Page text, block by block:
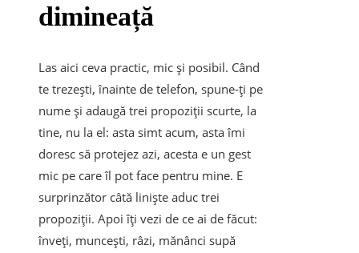
dimineață
Las aici ceva practic, mic și posibil. Când
te trezești, înainte de telefon, spune-ți pe
nume și adaugă trei propoziții scurte, la
tine, nu la el: asta simt acum, asta îmi
doresc să protejez azi, acesta e un gest
mic pe care îl pot face pentru mine. E
surprinzător câtă liniște aduc trei
propoziții. Apoi îți vezi de ce ai de făcut:
înveți, muncești, râzi, mănânci supă